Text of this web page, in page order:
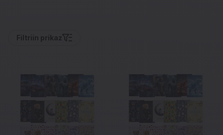
Filtriin prikaz